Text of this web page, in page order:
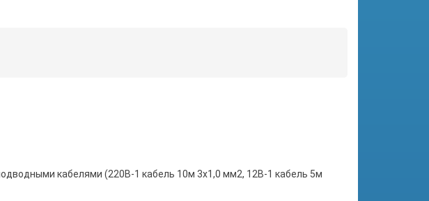
кабелями (220В-1 кабель 10м 3x1,0 мм2, 12В-1 кабель 5м